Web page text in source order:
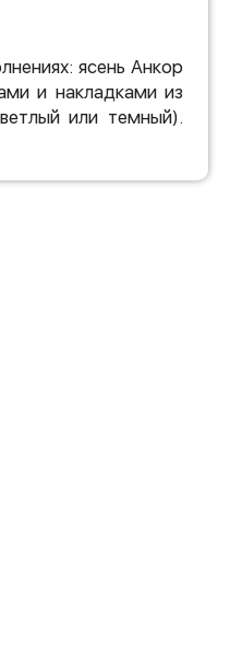
ясень Анкор
и накладками из
или темный).